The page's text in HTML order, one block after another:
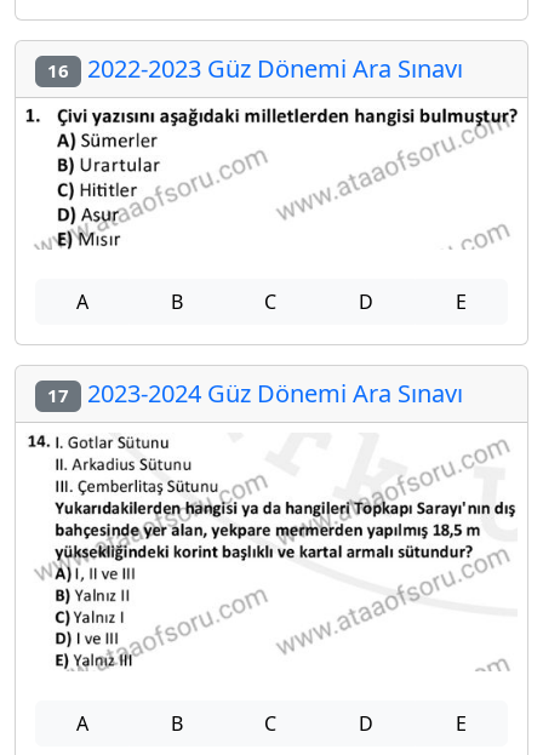
16 2022-2023 Güz Dönemi Ara Sınavı
A B C D E
17 2023-2024 Güz Dönemi Ara Sınavı
A B C D E